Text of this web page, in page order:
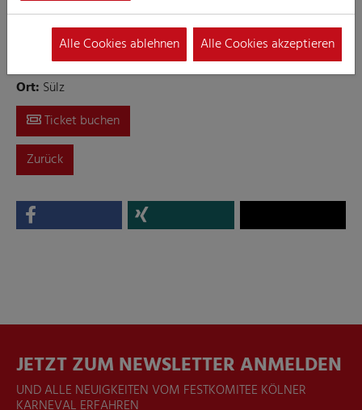
04.03.2025 13:00
Veranstaltungen, Straßenkarneval, Karnevalszüge
Veedelszug in Sülz-Klettenberg
Ort: Sülz
Ticket buchen
Zurück
JETZT ZUM NEWSLETTER ANMELDEN
UND ALLE NEUIGKEITEN VOM FESTKOMITEE KÖLNER
Alle Cookies ablehnen Alle Cookies akzeptieren